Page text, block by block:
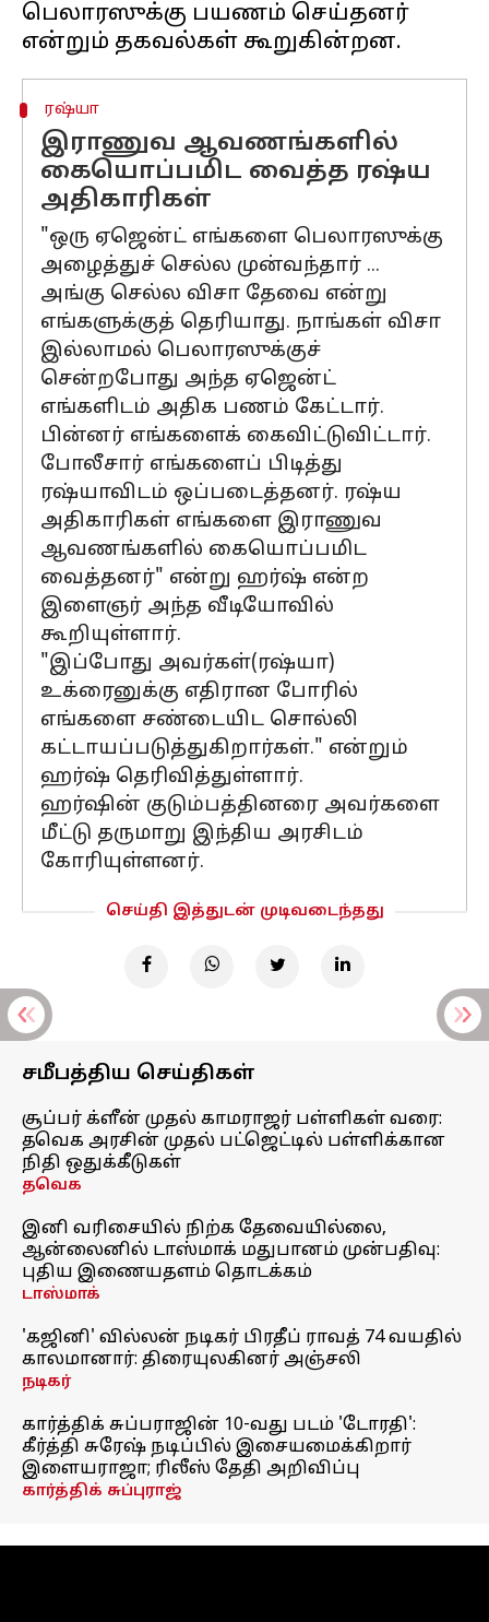
பெலாரஸுக்கு பயணம் செய்தனர்
ரஷ்யா
இராணுவ ஆவணங்களில்
கையொப்பமிட வைத்த ரஷ்ய
அதிகாரிகள்
"ஒரு ஏஜென்ட் எங்களை பெலாரஸுக்கு
அழைத்துச் செல்ல முன்வந்தார் ...
அங்கு செல்ல விசா தேவை என்று
எங்களுக்குத் தெரியாது. நாங்கள் விசா
இல்லாமல் பெலாரஸுக்குச்
சென்றபோது அந்த ஏஜென்ட்
எங்களிடம் அதிக பணம் கேட்டார்.
பின்னர் எங்களைக் கைவிட்டுவிட்டார்.
போலீசார் எங்களைப் பிடித்து
ரஷ்யாவிடம் ஒப்படைத்தனர். ரஷ்ய
அதிகாரிகள் எங்களை இராணுவ
ஆவணங்களில் கையொப்பமிட
வைத்தனர்" என்று ஹர்ஷ் என்ற
இளைஞர் அந்த வீடியோவில்
கூறியுள்ளார்.
"இப்போது அவர்கள்(ரஷ்யா)
உக்ரைனுக்கு எதிரான போரில்
எங்களை சண்டையிட சொல்லி
கட்டாயப்படுத்துகிறார்கள்." என்றும்
ஹர்ஷ் தெரிவித்துள்ளார்.
ஹர்ஷின் குடும்பத்தினரை அவர்களை
மீட்டு தருமாறு இந்திய அரசிடம்
கோரியுள்ளனர்.
செய்தி இத்துடன் முடிவடைந்தது
சமீபத்திய செய்திகள்
சூப்பர் க்ளீன் முதல் காமராஜர் பள்ளிகள் வரை:
தவெக அரசின் முதல் பட்ஜெட்டில் பள்ளிக்கான
நிதி ஒதுக்கீடுகள்
தவெக
இனி வரிசையில் நிற்க தேவையில்லை,
ஆன்லைனில் டாஸ்மாக் மதுபானம் முன்பதிவு:
புதிய இணையதளம் தொடக்கம்
டாஸ்மாக்
'கஜினி' வில்லன் நடிகர் பிரதீப் ராவத் 74 வயதில்
காலமானார்: திரையுலகினர் அஞ்சலி
நடிகர்
கார்த்திக் சுப்பராஜின் 10-வது படம் 'டோரதி':
கீர்த்தி சுரேஷ் நடிப்பில் இசையமைக்கிறார்
இளையராஜா; ரிலீஸ் தேதி அறிவிப்பு
கார்த்திக் சுப்புராஜ்